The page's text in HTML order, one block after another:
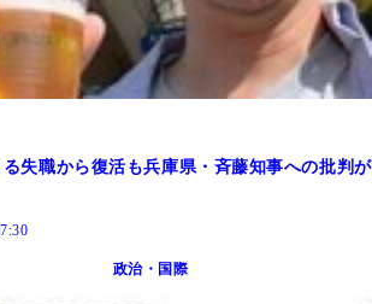
失職から復活も兵庫県・斉藤知事への批判が
政治・国際